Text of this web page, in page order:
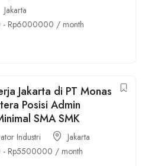
Jakarta
- Rp6000000 / month
Jakarta di PT Monas
Posisi Admin
SMA SMK
Industri
Jakarta
- Rp5500000 / month